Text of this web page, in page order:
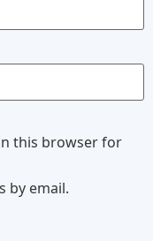
this browser for
by email.